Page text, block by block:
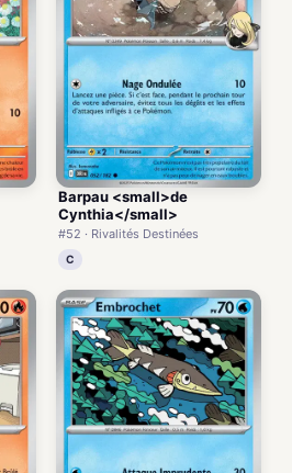
Barpau <small>de
Cynthia</small>
#52 · Rivalités Destinées
C